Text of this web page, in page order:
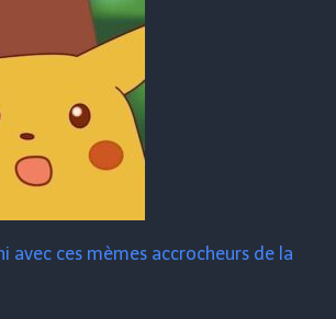
avec ces mèmes accrocheurs de la